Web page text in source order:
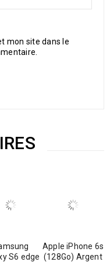
mon site dans le
S6 edge
Apple iPhone 6s
(128Go) Argent